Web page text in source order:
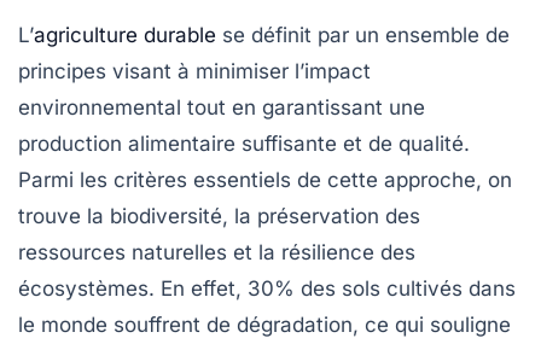
L’agriculture durable se définit par un ensemble de
principes visant à minimiser l’impact
environnemental tout en garantissant une
production alimentaire suffisante et de qualité.
Parmi les critères essentiels de cette approche, on
trouve la biodiversité, la préservation des
ressources naturelles et la résilience des
écosystèmes. En effet, 30% des sols cultivés dans
le monde souffrent de dégradation, ce qui souligne